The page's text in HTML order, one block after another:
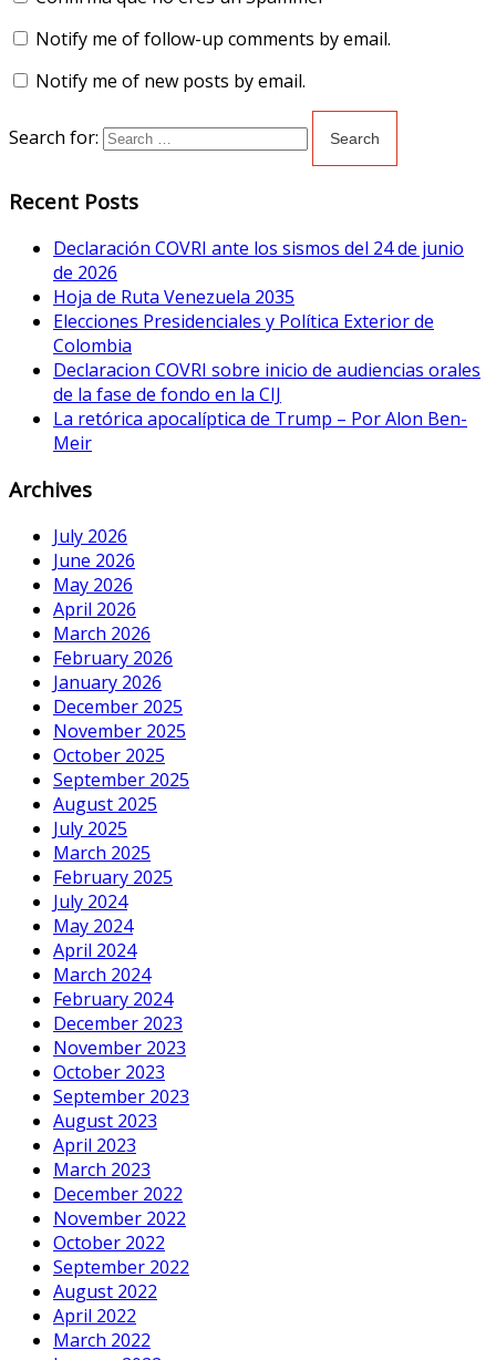
Notify me of follow-up comments by email.
Notify me of new posts by email.
Search for:
Recent Posts
Declaración COVRI ante los sismos del 24 de junio
de 2026
Hoja de Ruta Venezuela 2035
Elecciones Presidenciales y Política Exterior de
Colombia
Declaracion COVRI sobre inicio de audiencias orales
de la fase de fondo en la CIJ
La retórica apocalíptica de Trump – Por Alon Ben-
Meir
Archives
July 2026
June 2026
May 2026
April 2026
March 2026
February 2026
January 2026
December 2025
November 2025
October 2025
September 2025
August 2025
July 2025
March 2025
February 2025
July 2024
May 2024
April 2024
March 2024
February 2024
December 2023
November 2023
October 2023
September 2023
August 2023
April 2023
March 2023
December 2022
November 2022
October 2022
September 2022
August 2022
April 2022
March 2022